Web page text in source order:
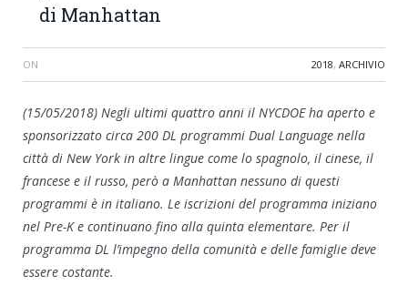
di Manhattan
ON 2018, ARCHIVIO
(15/05/2018) Negli ultimi quattro anni il NYCDOE ha aperto e
sponsorizzato circa 200 DL programmi Dual Language nella
città di New York in altre lingue come lo spagnolo, il cinese, il
francese e il russo, però a Manhattan nessuno di questi
programmi è in italiano. Le iscrizioni del programma iniziano
nel Pre-K e continuano fino alla quinta elementare. Per il
programma DL l’impegno della comunità e delle famiglie deve
essere costante.